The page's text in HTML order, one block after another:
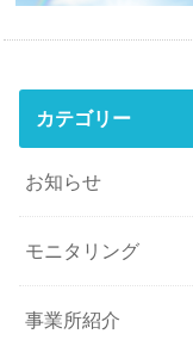
カテゴリー
お知らせ
モニタリング
事業所紹介